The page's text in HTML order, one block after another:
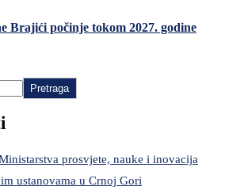
Brajići počinje tokom 2027. godine
Pretraga
prosvjete, nauke i inovacija
ustanovama u Crnoj Gori